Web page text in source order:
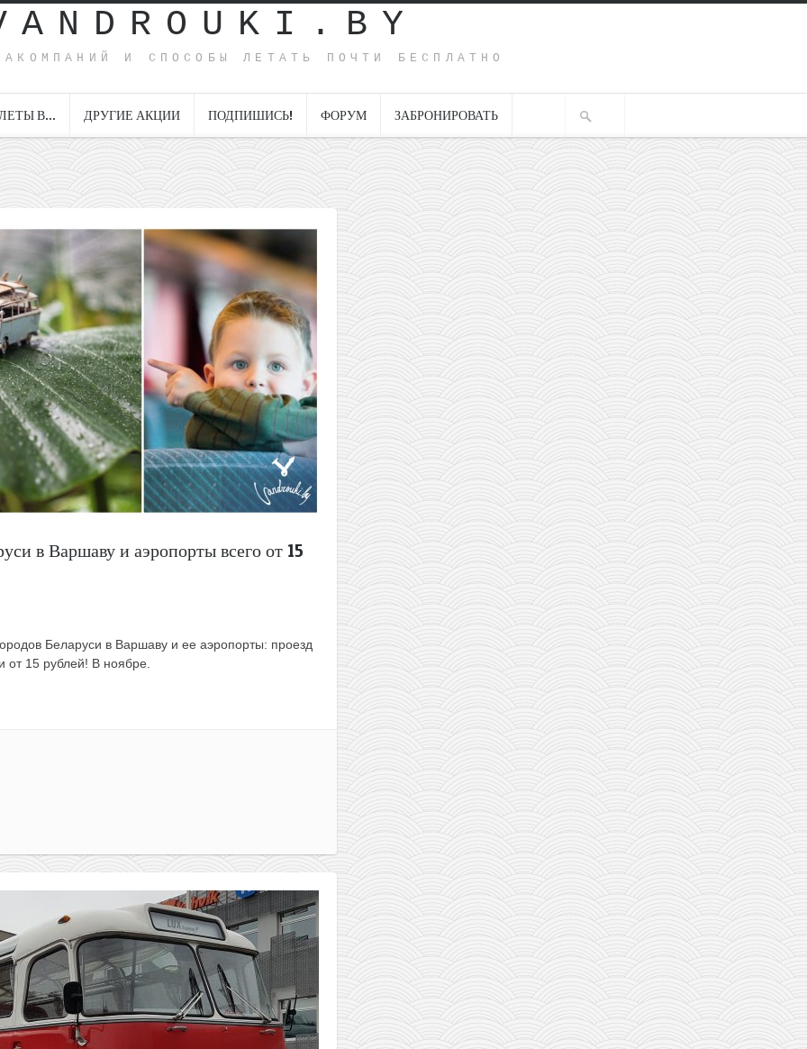
И СПОСОБЫ ЛЕТАТЬ ПОЧТИ БЕСПЛАТНО
В… ДРУГИЕ АКЦИИ ПОДПИШИСЬ! ФОРУМ ЗАБРОНИРОВАТЬ
в Варшаву и аэропорты всего от 15
Беларуси в Варшаву и ее аэропорты: проезд
от 15 рублей! В ноябре.